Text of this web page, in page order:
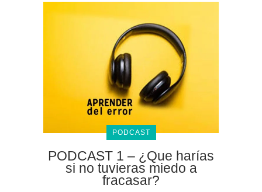
PODCAST
PODCAST 1 – ¿Que harías
si no tuvieras miedo a
fracasar?